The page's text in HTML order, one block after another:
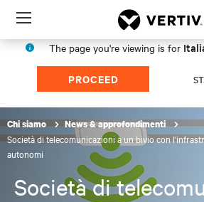
Menu
The page you're viewing is for
PROCEED
Chi siamo News & approfondimenti
Società di telecomunicazioni a un bivio con
autonomi
Società di